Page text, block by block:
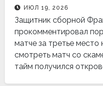
ИЮЛ 19, 2026
Защитник сборной
прокомментировал
матче за третье
смотреть матч со
тайм получился